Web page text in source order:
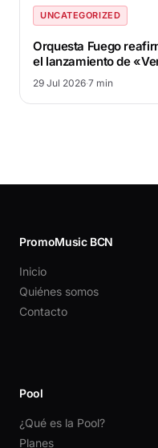
UNCATEGORIZED
Orquesta Fuego
el lanzamiento de
29 Jul 2026·7 min
PromoMusic BCN
Inicio
Quiénes somos
Contacto
Pool
¿Qué es la Pool?
Planes